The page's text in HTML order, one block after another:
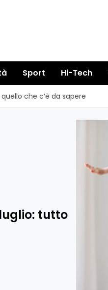
Sport Hi-Tech
che c’è da sapere
tutto